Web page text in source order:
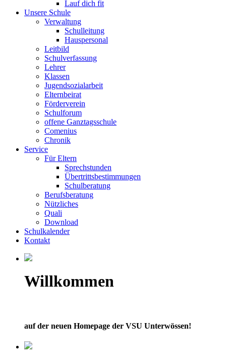
Lauf dich fit
Unsere Schule
Verwaltung
Schulleitung
Hauspersonal
Leitbild
Schulverfassung
Lehrer
Klassen
Jugendsozialarbeit
Elternbeirat
Förderverein
Schulforum
offene Ganztagsschule
Comenius
Chronik
Service
Für Eltern
Sprechstunden
Übertrittsbestimmungen
Schulberatung
Berufsberatung
Nützliches
Quali
Download
Schulkalender
Kontakt
Willkommen
auf der neuen Homepage der VSU Unterwössen!